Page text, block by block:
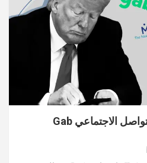
ترامب يلجأ إلى منصة التواصل الاجتماعي Gab